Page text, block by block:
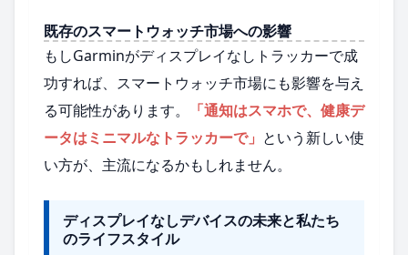
既存のスマートウォッチ市場への影響
もしGarminがディスプレイなしトラッカーで成
功すれば、スマートウォッチ市場にも影響を与え
る可能性があります。
「通知はスマホで、健康デ
ータはミニマルなトラッカーで」 という新しい使
い方が、主流になるかもしれません。
ディスプレイなしデバイスの未来と私たち
のライフスタイル